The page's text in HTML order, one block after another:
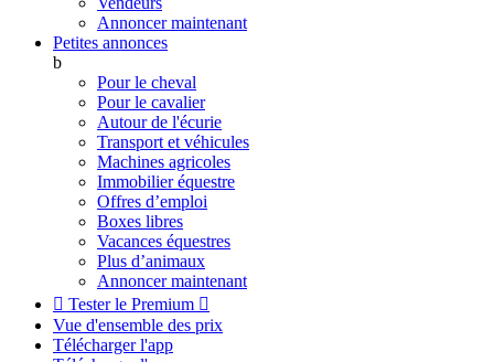
Annoncer maintenant
Petites annonces
b
Pour le cheval
Pour le cavalier
Autour de l'écurie
Transport et véhicules
Machines agricoles
Immobilier équestre
Offres d’emploi
Boxes libres
Vacances équestres
Plus d’animaux
Annoncer maintenant
 Tester le Premium 
Vue d'ensemble des prix
Télécharger l'app